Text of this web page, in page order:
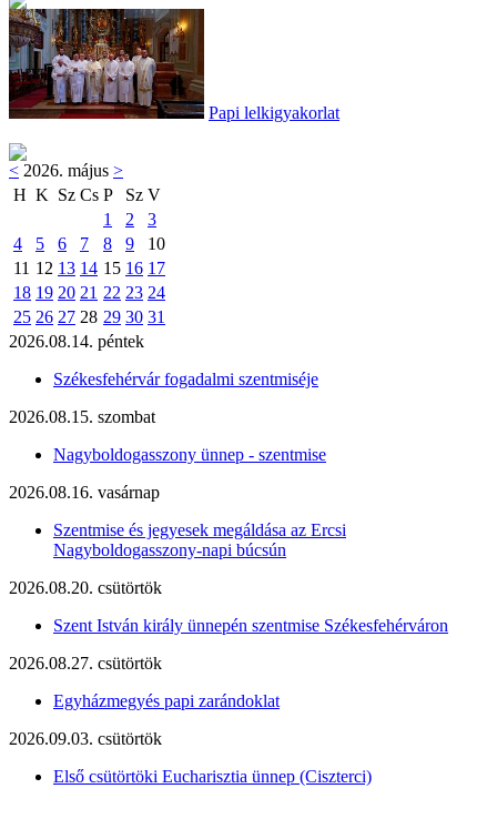
Papi lelkigyakorlat
< 2026. május >
H K Sz Cs P Sz V
1
2
3
4
5 6 7 8 9
10
11 12 13 14 15 16 17
18 19 20 21 22 23 24
25 26 27 28 29 30 31
2026.08.14. péntek
Székesfehérvár fogadalmi szentmiséje
2026.08.15. szombat
Nagyboldogasszony ünnep - szentmise
2026.08.16. vasárnap
Szentmise és jegyesek megáldása az Ercsi
Nagyboldogasszony-napi búcsún
2026.08.20. csütörtök
Szent István király ünnepén szentmise Székesfehérváron
2026.08.27. csütörtök
Egyházmegyés papi zarándoklat
2026.09.03. csütörtök
Első csütörtöki Eucharisztia ünnep (Ciszterci)